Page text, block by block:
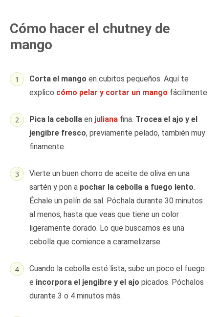
Cómo hacer el chutney de
mango
Corta el mango en cubitos pequeños. Aquí te
explico cómo pelar y cortar un mango fácilmente.
Pica la cebolla en juliana fina. Trocea el ajo y el
jengibre fresco, previamente pelado, también muy
finamente.
Vierte un buen chorro de aceite de oliva en una
sartén y pon a pochar la cebolla a fuego lento.
Échale un pelín de sal. Póchala durante 30 minutos
al menos, hasta que veas que tiene un color
ligeramente dorado. Lo que buscamos es una
cebolla que comience a caramelizarse.
Cuando la cebolla esté lista, sube un poco el fuego
e incorpora el jengibre y el ajo picados. Póchalos
durante 3 o 4 minutos más.